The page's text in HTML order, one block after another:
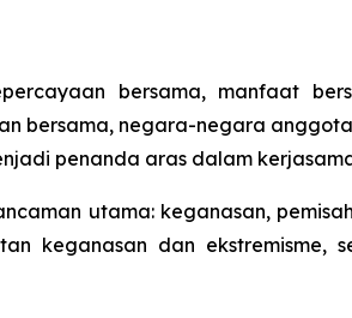
bersama, manfaat
bersama, negara-negara anggota
penanda aras dalam
utama: keganasan,
keganasan dan ekstremisme,